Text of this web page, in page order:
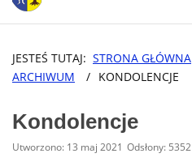
JESTEŚ TUTAJ: STRONA GŁÓWNA
ARCHIWUM
/ KONDOLENCJE
Kondolencje
Utworzono: 13 maj 2021 Odsłony: 5352